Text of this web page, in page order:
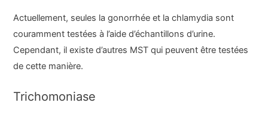
Actuellement, seules la gonorrhée et la chlamydia sont
couramment testées à l’aide d’échantillons d’urine.
Cependant, il existe d’autres MST qui peuvent être testées
de cette manière.
Trichomoniase